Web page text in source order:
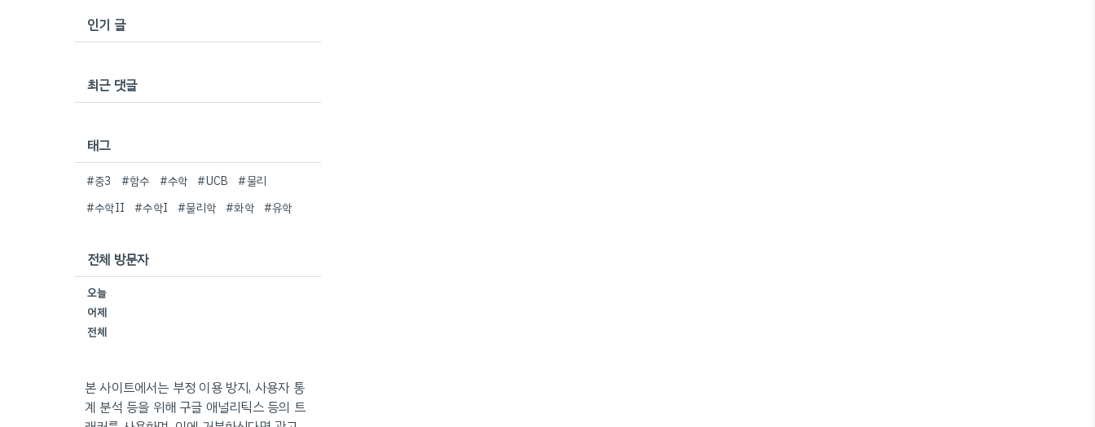
인기 글
최근 댓글
태그
#중3 #함수 #수학 #UCB
#물리
#수학II
#수학I #물리학 #화학 #유학
전체 방문자
오늘
어제
전체
본 사이트에서는 부정 이용 방지, 사용자 통
계 분석 등을 위해 구글 애널리틱스 등의 트